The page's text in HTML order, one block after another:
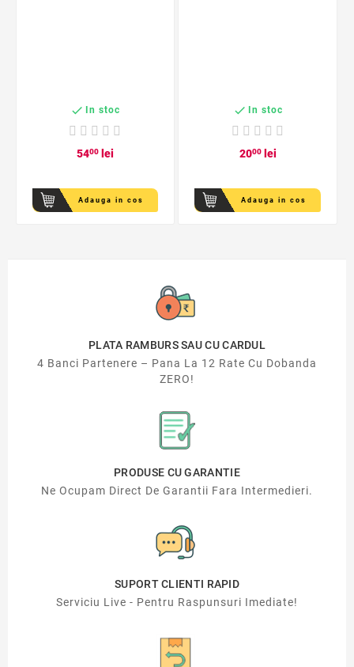
 In stoc
5400lei
Adauga in cos
 In stoc
2000lei
Adauga in cos
PLATA RAMBURS SAU CU CARDUL
4 Banci Partenere – Pana La 12 Rate Cu Dobanda
ZERO!
PRODUSE CU GARANTIE
Ne Ocupam Direct De Garantii Fara Intermedieri.
SUPORT CLIENTI RAPID
Serviciu Live - Pentru Raspunsuri Imediate!